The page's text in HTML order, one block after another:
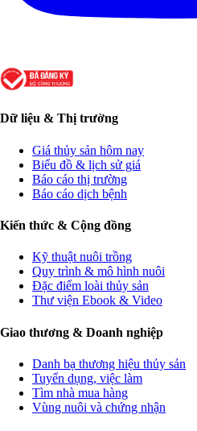
Dữ liệu & Thị trường
Giá thủy sản hôm nay
Biểu đồ & lịch sử giá
Báo cáo thị trường
Báo cáo dịch bệnh
Kiến thức & Cộng đồng
Kỹ thuật nuôi trồng
Quy trình & mô hình nuôi
Đặc điểm loài thủy sản
Thư viện Ebook & Video
Giao thương & Doanh nghiệp
Danh bạ thương hiệu thủy sản
Tuyển dụng, việc làm
Tìm nhà mua hàng
Vùng nuôi và chứng nhận